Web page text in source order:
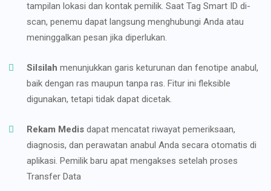
tampilan lokasi dan kontak pemilik. Saat Tag Smart ID di-
scan, penemu dapat langsung menghubungi Anda atau
meninggalkan pesan jika diperlukan.
Silsilah menunjukkan garis keturunan dan fenotipe anabul,
baik dengan ras maupun tanpa ras. Fitur ini fleksible
digunakan, tetapi tidak dapat dicetak.
Rekam Medis dapat mencatat riwayat pemeriksaan,
diagnosis, dan perawatan anabul Anda secara otomatis di
aplikasi. Pemilik baru apat mengakses setelah proses
Transfer Data